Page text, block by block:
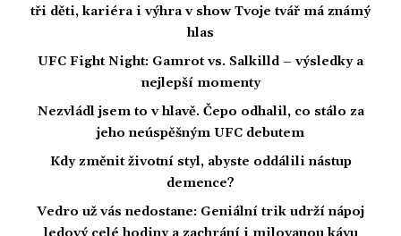
tři děti, kariéra i výhra v show Tvoje tvář má známý
hlas
UFC Fight Night: Gamrot vs. Salkilld – výsledky a
nejlepší momenty
Nezvládl jsem to v hlavě. Čepo odhalil, co stálo za
jeho neúspěšným UFC debutem
Kdy změnit životní styl, abyste oddálili nástup
demence?
Vedro už vás nedostane: Geniální trik udrží nápoj